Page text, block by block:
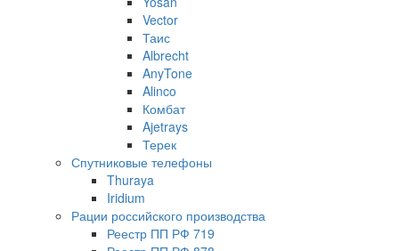
Vector
Таис
Albrecht
AnyTone
Alinco
Комбат
Ajetrays
Терек
Спутниковые телефоны
Thuraya
Iridium
Рации российского производства
Реестр ПП РФ 719